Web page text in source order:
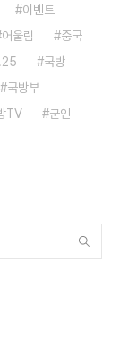
이벤트
어울림
중국
국방
국방부
TV 군인